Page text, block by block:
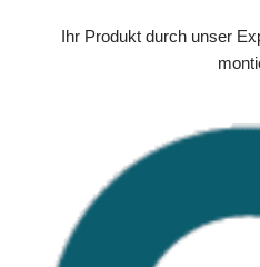
Ihr Produkt durch unser